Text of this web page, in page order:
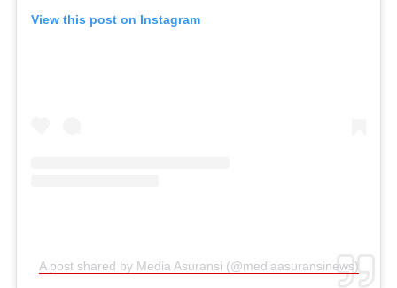
View this post on Instagram
A post shared by Media Asuransi (@mediaasuransinews)